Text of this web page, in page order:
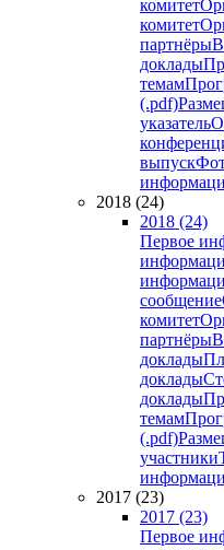
комитет
комитет
партнёры
доклады
темам
(.pdf)
указатель
выпуск
2018 (24)
2018 (24)
Первое
сообщение
комитет
партнёры
доклады
доклады
доклады
темам
(.pdf)
участники
2017 (23)
2017 (23)
Первое